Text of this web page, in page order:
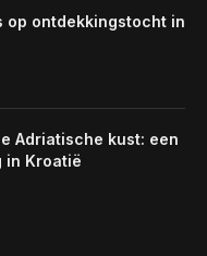
op ontdekkingstocht in
Adriatische kust: een
in Kroatië